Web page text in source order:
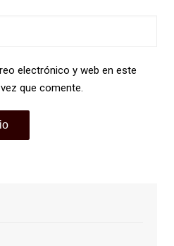
electrónico y web en este
que comente.